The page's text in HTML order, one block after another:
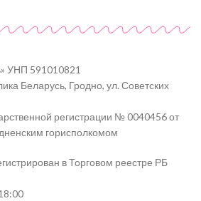
УНП 591010821
Беларусь, Гродно, ул. Советских
регистрации № 0040456 от
горисполкомом
в Торговом реестре РБ